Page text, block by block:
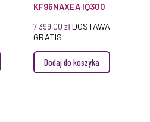
KF96NAXEA IQ300
7 399,00 zł DOSTAWA
GRATIS
Dodaj do koszyka